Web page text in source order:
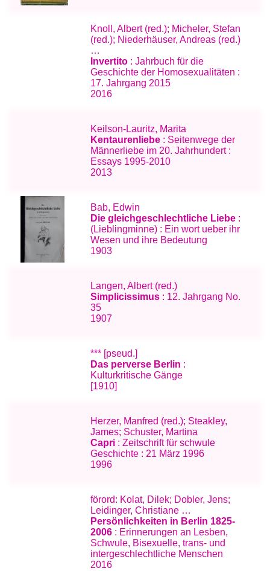
Knoll, Albert (red.); Micheler, Stefan
(red.); Niederhäuser, Andreas (red.)
…
Invertito : Jahrbuch für die
Geschichte der Homosexualitäten :
17. Jahrgang 2015
2016
Keilson-Lauritz, Marita
Kentaurenliebe : Seitenwege der
Männerliebe im 20. Jahrhundert :
Essays 1995-2010
2013
Bab, Edwin
Die gleichgeschlechtliche Liebe :
(Lieblingminne) : Ein wort ueber ihr
Wesen und ihre Bedeutung
1903
Langen, Albert (red.)
Simplicissimus : 12. Jahrgang No.
35
1907
*** [pseud.]
Das perverse Berlin :
Kulturkritische Gänge
[1910]
Herzer, Manfred (red.); Steakley,
James; Schuster, Martina
Capri : Zeitschrift für schwule
Geschichte : 21 März 1996
1996
förord: Kolat, Dilek; Dobler, Jens;
Leidinger, Christiane …
Persönlichkeiten in Berlin 1825-
2006 : Erinnerungen an Lesben,
Schwule, Bisexuelle, trans- und
intergeschlechtliche Menschen
2016